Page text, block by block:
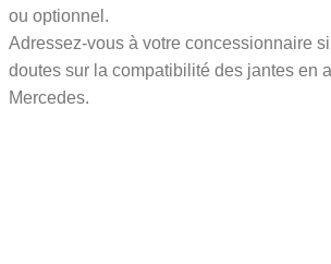
ou optionnel.
Adressez-vous à votre concessionnaire
doutes sur la compatibilité des jantes en
Mercedes.